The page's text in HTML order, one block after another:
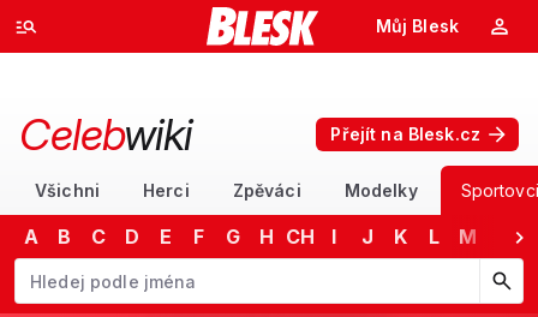
Můj Blesk
Celebwiki Přejít na Blesk.cz
Všichni Herci Zpěváci Modelky Sportovci
A B C D E F G H CH I J K L M
Začněte psát jméno. Šipkami dolů a nahoru procházejte návrhy,